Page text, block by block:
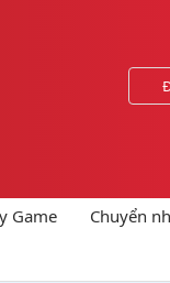
Game Chuyển